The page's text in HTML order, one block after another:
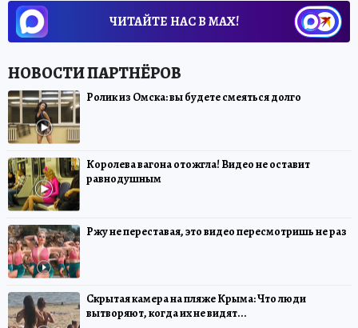
ЧИТАЙТЕ НАС В МАХ!
Ролик из Омска: вы будете смеяться долго
Королева вагона отожгла! Видео не оставит
равнодушным
Ржу не переставая, это видео пересмотришь не раз
Скрытая камера на пляже Крыма: Что люди
вытворяют, когда их не видят...